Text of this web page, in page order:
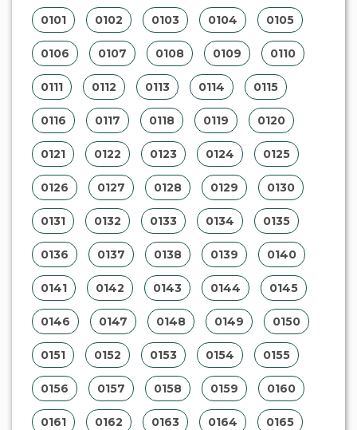
0101 0102 0103 0104 0105
0106 0107 0108 0109 0110
0111 0112 0113 0114 0115
0116 0117 0118 0119 0120
0121 0122 0123 0124 0125
0126 0127 0128 0129 0130
0131 0132 0133 0134 0135
0136 0137 0138 0139 0140
0141 0142 0143 0144 0145
0146 0147 0148 0149 0150
0151 0152 0153 0154 0155
0156 0157 0158 0159 0160
0161 0162 0163 0164 0165